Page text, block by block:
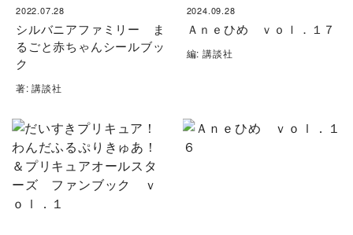
2022.07.28
シルバニアファミリー ま
るごと赤ちゃんシールブッ
ク
著: 講談社
2024.09.28
Ａｎｅひめ ｖｏｌ．１７
編: 講談社